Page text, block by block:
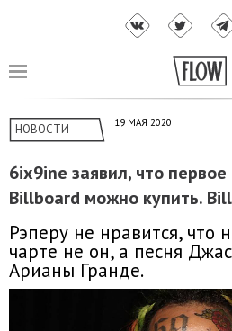
НОВОСТИ 19 МАЯ 2020
6ix9ine заявил, что
Billboard можно купить.
Рэперу не нравится, что
чарте не он, а песня
Арианы Гранде.